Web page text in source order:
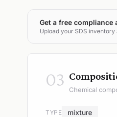
Get a free compliance
Upload your SDS
03 Chemical
TYPE mixture